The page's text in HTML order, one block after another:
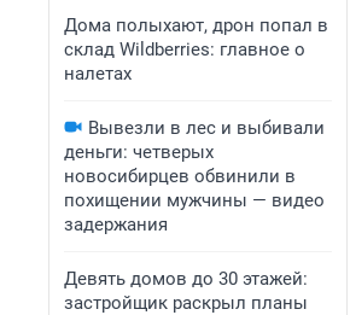
Дома полыхают, дрон попал в
склад Wildberries: главное о
налетах
Вывезли в лес и выбивали
деньги: четверых
новосибирцев обвинили в
похищении мужчины — видео
задержания
Девять домов до 30 этажей:
застройщик раскрыл планы